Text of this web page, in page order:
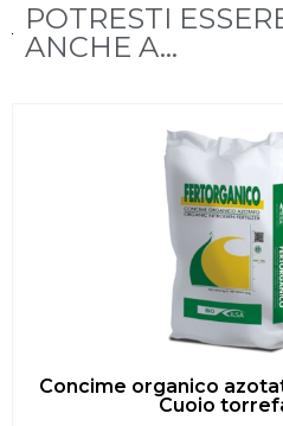
POTRESTI
ANCHE A...
Concime organico
Cuoio